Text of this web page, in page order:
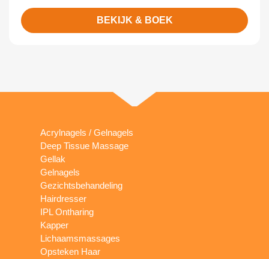
BEKIJK & BOEK
Acrylnagels / Gelnagels
Deep Tissue Massage
Gellak
Gelnagels
Gezichtsbehandeling
Hairdresser
IPL Ontharing
Kapper
Lichaamsmassages
Opsteken Haar